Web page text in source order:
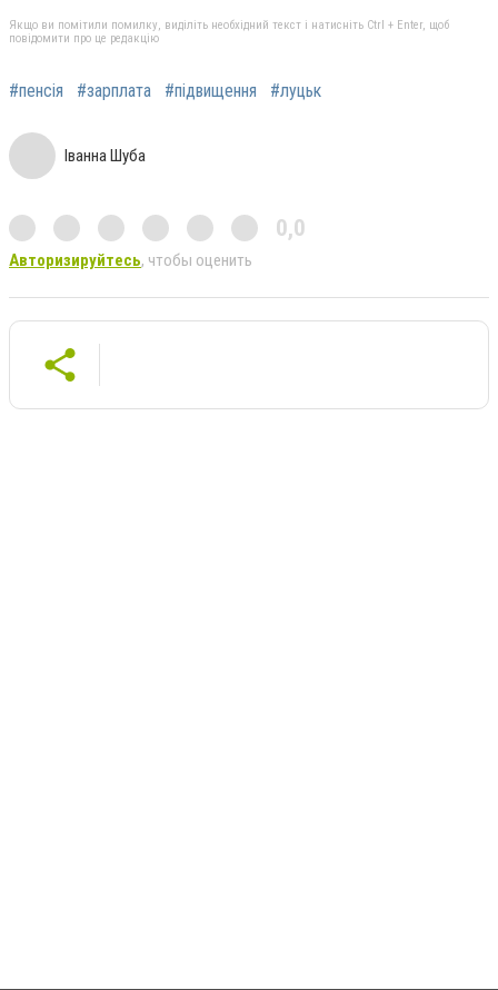
Якщо ви помітили помилку, виділіть необхідний текст і натисніть Ctrl + Enter, щоб
повідомити про це редакцію
#пенсія #зарплата #підвищення #луцьк
Іванна Шуба
0,0
Авторизируйтесь, чтобы оценить